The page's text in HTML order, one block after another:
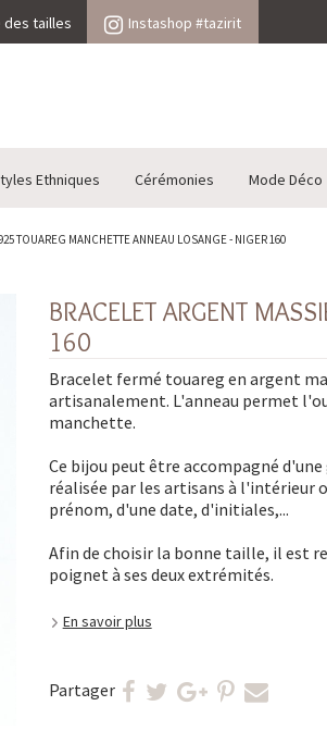
des tailles Instashop #tazirit
Ethniques Cérémonies Mode Déco
TOUAREG MANCHETTE ANNEAU LOSANGE - NIGER 160
BRACELET ARGENT
160
Bracelet fermé touareg en argent
artisanalement. L'anneau permet
manchette.
Ce bijou peut être accompagné
réalisée par les artisans à l'intérieur
prénom, d'une date, d'initiales,...
Afin de choisir la bonne taille, il est
poignet à ses deux extrémités.
En savoir plus
Partager